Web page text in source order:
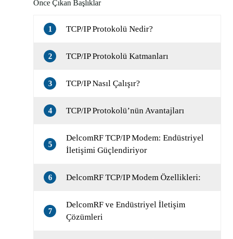
Önce Çıkan Başlıklar
1 TCP/IP Protokolü Nedir?
2 TCP/IP Protokolü Katmanları
3 TCP/IP Nasıl Çalışır?
4 TCP/IP Protokolü’nün Avantajları
5
DelcomRF TCP/IP Modem: Endüstriyel
İletişimi Güçlendiriyor
6 DelcomRF TCP/IP Modem Özellikleri:
7
DelcomRF ve Endüstriyel İletişim
Çözümleri